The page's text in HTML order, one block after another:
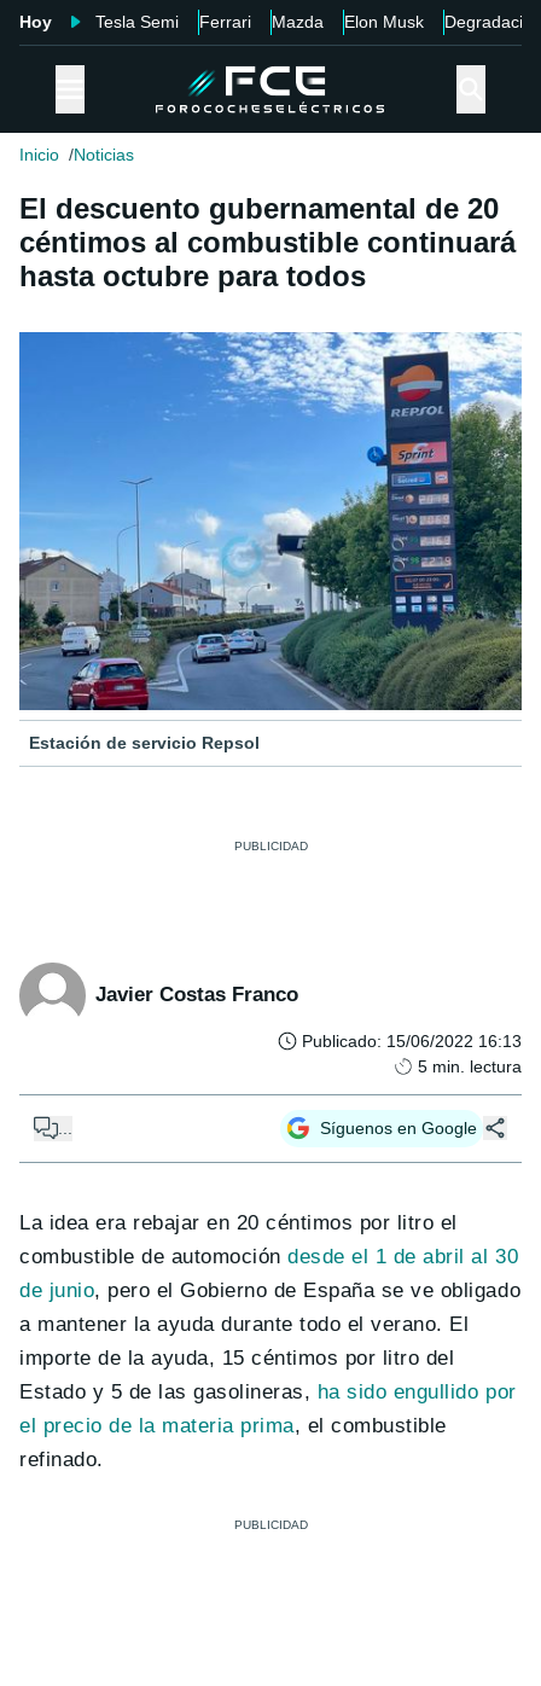
Hoy Tesla Semi Ferrari Mazda Elon Musk Degradación
Inicio Noticias
El descuento gubernamental de 20
céntimos al combustible continuará
hasta octubre para todos
Estación de servicio Repsol
Javier Costas Franco
Publicado: 15/06/2022 16:13
5 min. lectura
Síguenos en Google
La idea era rebajar en 20 céntimos por litro el
combustible de automocióndesde el 1 de abril al 30
de junio, pero el Gobierno de España se ve obligado
a mantener la ayuda durante todo el verano. El
importe de la ayuda, 15 céntimos por litro del
Estado y 5 de las gasolineras, ha sido engullido por
el precio de la materia prima, el combustible
refinado.